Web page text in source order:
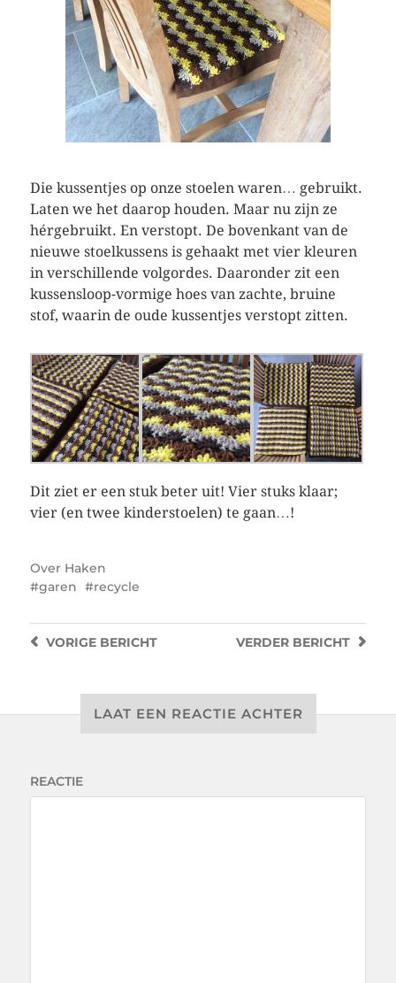
Die kussentjes op onze stoelen waren… gebruikt.
Laten we het daarop houden. Maar nu zijn ze
hérgebruikt. En verstopt. De bovenkant van de
nieuwe stoelkussens is gehaakt met vier kleuren
in verschillende volgordes. Daaronder zit een
kussensloop-vormige hoes van zachte, bruine
stof, waarin de oude kussentjes verstopt zitten.
Dit ziet er een stuk beter uit! Vier stuks klaar;
vier (en twee kinderstoelen) te gaan…!
Over Haken
garen
recycle
VERDER BERICHT
VORIGEBERICHT
LAAT EEN REACTIE ACHTER
REACTIE